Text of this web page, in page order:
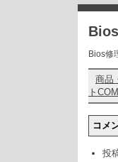
Bios修
商品
トCOM
コメ
投